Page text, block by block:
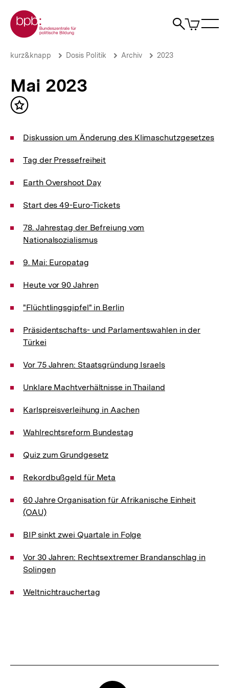
zum
Seiteninhalt
springen
Zur Startseite der bpb
Suche
Artikel
im
Mai
Deine
tägliche
Dosis
Politik
bpb.de
Brotkrümelnavigation
Pfadnavigation
kurz&knapp Dosis Politik Archiv 2023
Mai 2023
Inhalt
Diskussion um Änderung des Klimaschutzgesetzes
Tag der Pressefreiheit
Earth Overshoot Day
Start des 49-Euro-Tickets
78. Jahrestag der Befreiung vom
Nationalsozialismus
9. Mai: Europatag
Heute vor 90 Jahren
"Flüchtlingsgipfel" in Berlin
Präsidentschafts- und Parlamentswahlen in der
Türkei
Vor 75 Jahren: Staatsgründung Israels
Unklare Machtverhältnisse in Thailand
Karlspreisverleihung in Aachen
Wahlrechtsreform Bundestag
Quiz zum Grundgesetz
Rekordbußgeld für Meta
60 Jahre Organisation für Afrikanische Einheit
(OAU)
BIP sinkt zwei Quartale in Folge
Vor 30 Jahren: Rechtsextremer Brandanschlag in
Solingen
Weltnichtrauchertag